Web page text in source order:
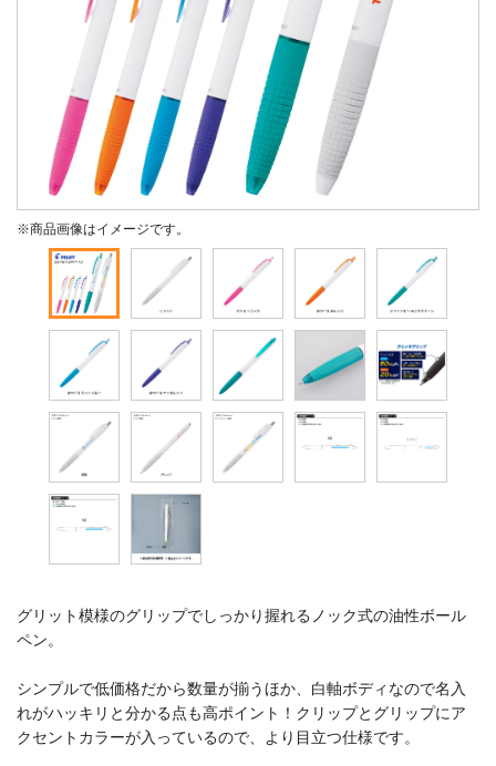
※商品画像はイメージです。
グリット模様のグリップでしっかり握れるノック式の油性ボール
ペン。
シンプルで低価格だから数量が揃うほか、白軸ボディなので名入
れがハッキリと分かる点も高ポイント！クリップとグリップにア
クセントカラーが入っているので、より目立つ仕様です。